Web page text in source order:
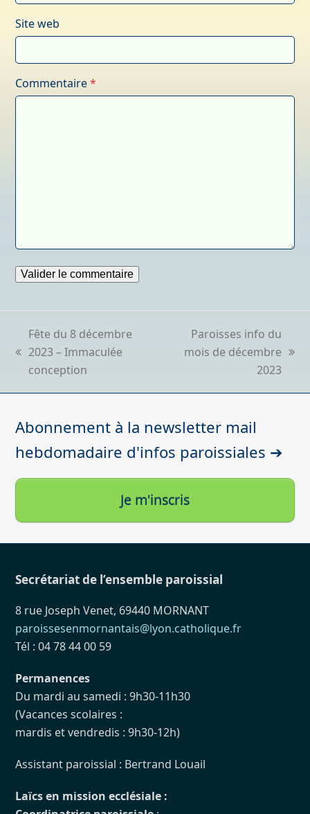
Site web
Commentaire*
previous
post:
Fête du 8 décembre
2023 – Immaculée
conception
next
Paroisses info du
mois de décembre
2023
Abonnement à la newsletter mail
hebdomadaire d'infos paroissiales ➔
Je m'inscris
Secrétariat de l’ensemble paroissial
8 rue Joseph Venet, 69440 MORNANT
paroissesenmornantais@lyon.catholique.fr
Tél : 04 78 44 00 59
Permanences
Du mardi au samedi : 9h30-11h30
(Vacances scolaires :
mardis et vendredis : 9h30-12h)
Assistant paroissial : Bertrand Louail
Laïcs en mission ecclésiale :